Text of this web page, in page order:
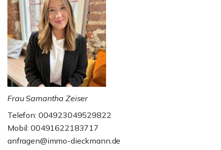
Frau Samantha Zeiser
Telefon: 004923049529822
Mobil: 00491622183717
anfragen@immo-dieckmann.de